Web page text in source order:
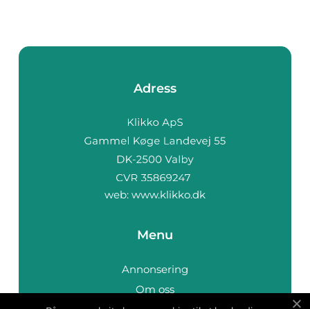
Adress
web: www.klikko.dk
Menu
Annonsering
Om oss